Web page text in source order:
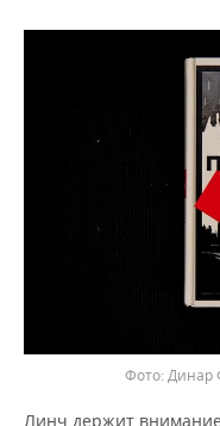
Динар
Линч держит